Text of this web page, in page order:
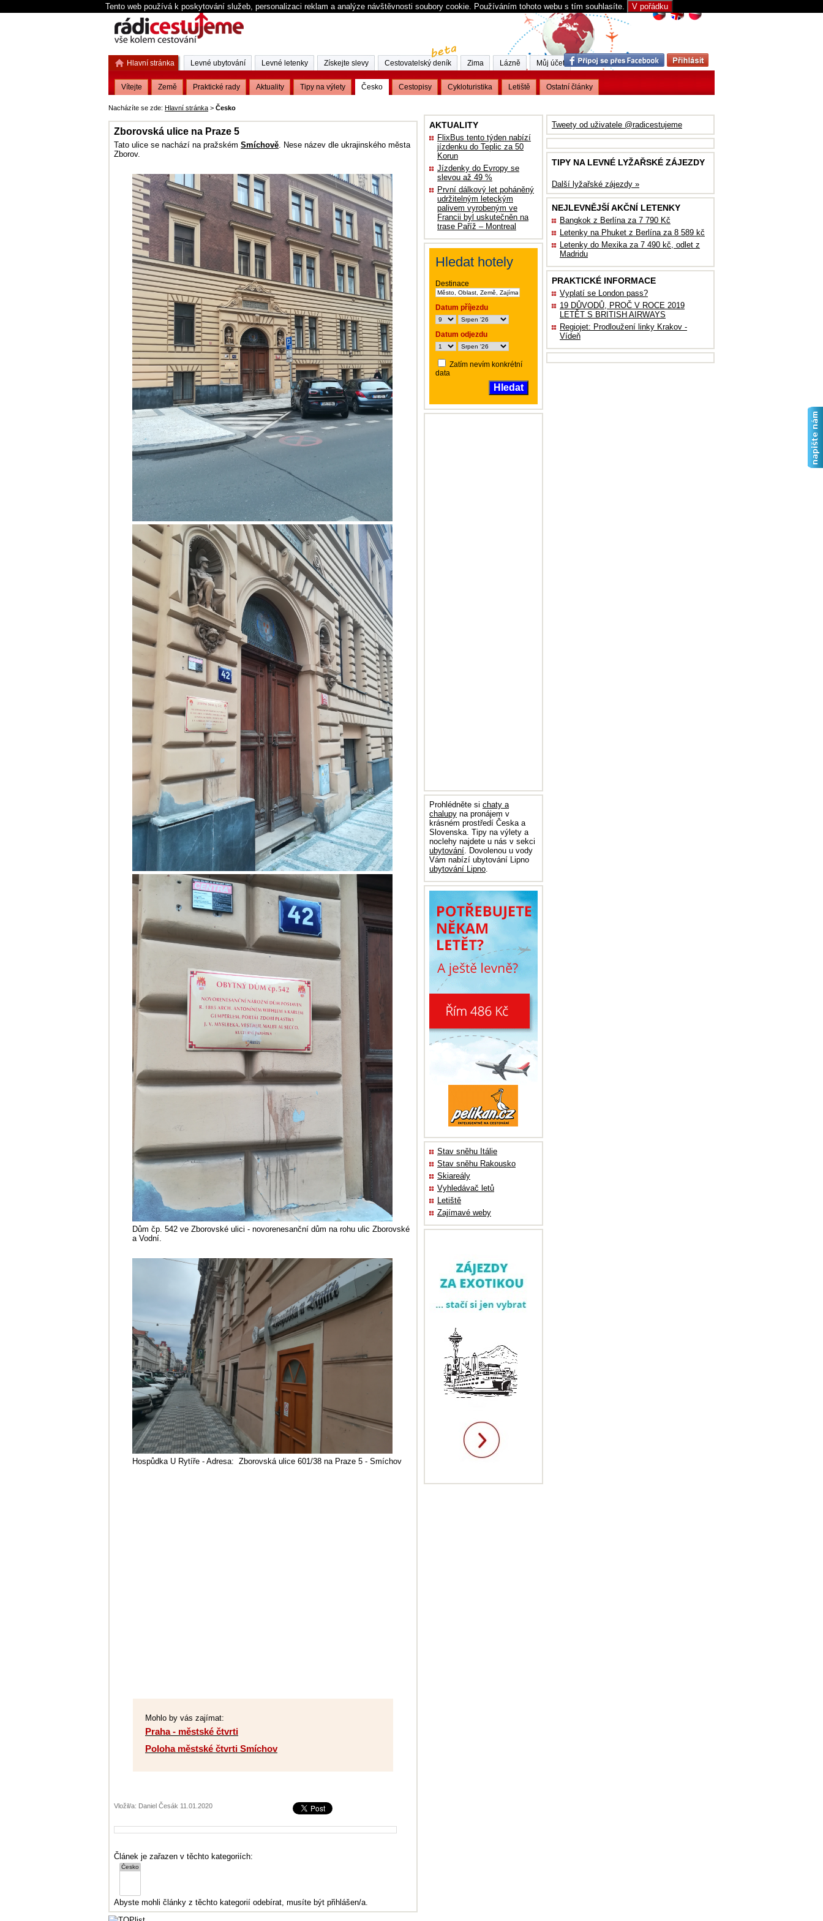
Tento web používá k poskytování služeb, personalizaci reklam a analýze návštěvnosti soubory cookie. Používáním tohoto webu s tím souhlasíte. V pořádku
Nacházíte se zde: Hlavní stránka > Česko
Zborovská ulice na Praze 5
Tato ulice se nachází na pražském Smíchově. Nese název dle ukrajinského města
Zborov.
Dům čp. 542 ve Zborovské ulici - novorenesanční dům na rohu ulic Zborovské
a Vodní.
Hospůdka U Rytíře - Adresa: Zborovská ulice 601/38 na Praze 5 - Smíchov
Mohlo by vás zajímat:
Praha - městské čtvrti
Poloha městské čtvrti Smíchov
Vložil/a: Daniel Česák 11.01.2020
Článek je zařazen v těchto kategoriích:
Abyste mohli články z těchto kategorií odebírat, musíte být přihlášen/a.
Tweety od uživatele @radicestujeme
TIPY NA LEVNÉ LYŽAŘSKÉ ZÁJEZDY
Další lyžařské zájezdy »
NEJLEVNĚJŠÍ AKČNÍ LETENKY
Bangkok z Berlína za 7 790 Kč
Letenky na Phuket z Berlína za 8 589 kč
Letenky do Mexika za 7 490 kč, odlet z
Madridu
PRAKTICKÉ INFORMACE
Vyplatí se London pass?
19 DŮVODŮ, PROČ V ROCE 2019
LETĚT S BRITISH AIRWAYS
Regiojet: Prodloužení linky Krakov -
Vídeň
AKTUALITY
FlixBus tento týden nabízí
jízdenku do Teplic za 50
Korun
Jízdenky do Evropy se
slevou až 49 %
První dálkový let poháněný
udržitelným leteckým
palivem vyrobeným ve
Francii byl uskutečněn na
trase Paříž – Montreal
Hledat hotely
Destinace
Datum příjezdu
Datum odjezdu
Zatím nevím konkrétní
data
Hledat
Prohlédněte si chaty a
chalupy na pronájem v
krásném prostředí Česka a
Slovenska. Tipy na výlety a
noclehy najdete u nás v sekci
ubytování. Dovolenou u vody
Vám nabízí ubytování Lipno
ubytování Lipno.
Stav sněhu Itálie
Stav sněhu Rakousko
Skiareály
Vyhledávač letů
Letiště
Zajímavé weby
Hlavní stránka
Vítejte Země Praktické rady Aktuality Tipy na výlety Česko Cestopisy Cykloturistika Letiště Ostatní články
Levné ubytování Levné letenky Získejte slevy Cestovatelský deník Zima Lázně Můj účet